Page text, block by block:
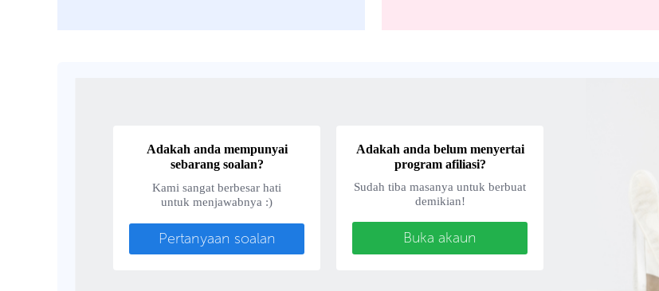
Adakah anda mempunyai
sebarang soalan?
Kami sangat berbesar hati
untuk menjawabnya :)
Pertanyaan soalan
Adakah anda belum menyertai
program afiliasi?
Sudah tiba masanya untuk berbuat
demikian!
Buka akaun